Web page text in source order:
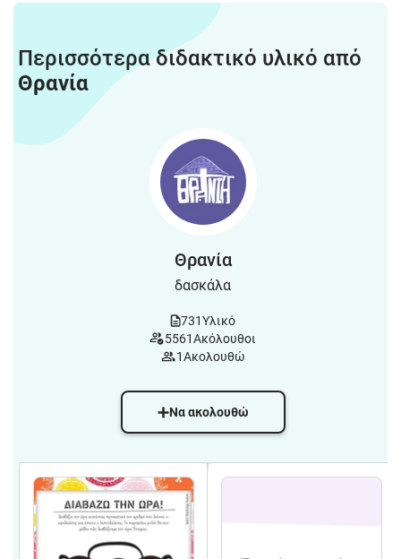
Περισσότερα διδακτικό υλικό από
Θρανία
Θρανία
δασκάλα
731Υλικό
5561Ακόλουθοι
1Ακολουθώ
Να ακολουθώ